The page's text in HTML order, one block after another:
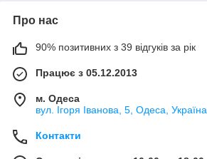
Про нас
90% позитивних з 39 відгуків за рік
Працює з 05.12.2013
м. Одеса
вул. Ігоря Іванова, 5, Одеса, Україна
Контакти